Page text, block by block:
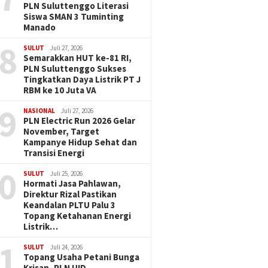
PLN Suluttenggo Literasi
Siswa SMAN 3 Tuminting
Manado
SULUT Juli 27, 2026
Semarakkan HUT ke-81 RI,
PLN Suluttenggo Sukses
Tingkatkan Daya Listrik PT J
RBM ke 10 Juta VA
NASIONAL Juli 27, 2026
PLN Electric Run 2026 Gelar
November, Target
Kampanye Hidup Sehat dan
Transisi Energi
SULUT Juli 25, 2026
Hormati Jasa Pahlawan,
Direktur Rizal Pastikan
Keandalan PLTU Palu 3
Topang Ketahanan Energi
Listrik…
SULUT Juli 24, 2026
Topang Usaha Petani Bunga